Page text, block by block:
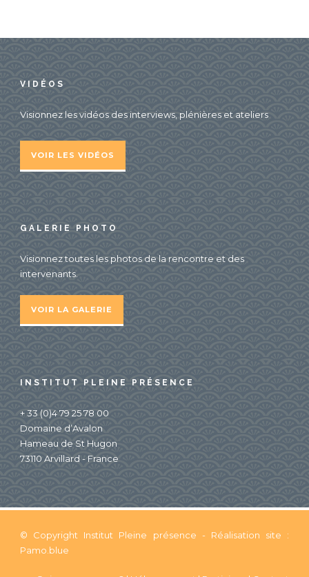
VIDÉOS
Visionnez les vidéos des interviews, plénières et ateliers
VOIR LES VIDÉOS
GALERIE PHOTO
Visionnez toutes les photos de la rencontre et des
intervenants.
VOIR LA GALERIE
INSTITUT PLEINE PRÉSENCE
+ 33 (0)4 79 25 78 00
Domaine d’Avalon
Hameau de St Hugon
73110 Arvillard - France
© Copyright Institut Pleine présence - Réalisation site :
Pamo.blue